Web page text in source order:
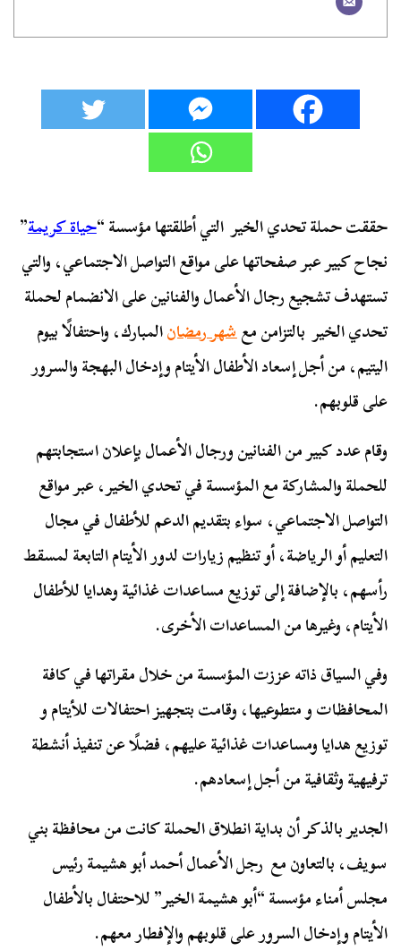
حققت حملة تحدي الخير التي أطلقتها مؤسسة “حياة كريمة”
نجاح كبير عبر صفحاتها على مواقع التواصل الاجتماعي، والتي
تستهدف تشجيع رجال الأعمال والفنانين على الانضمام لحملة
تحدي الخير بالتزامن معشهر رمضانالمبارك، واحتفالًا بيوم
اليتيم، من أجل إسعاد الأطفال الأيتام وإدخال البهجة والسرور
على قلوبهم.
وقام عدد كبير من الفنانين ورجال الأعمال بإعلان استجابتهم
للحملة والمشاركة مع المؤسسة في تحدي الخير، عبر مواقع
التواصل الاجتماعي، سواء بتقديم الدعم للأطفال في مجال
التعليم أو الرياضة، أو تنظيم زيارات لدور الأيتام التابعة لمسقط
رأسهم، بالإضافة إلى توزيع مساعدات غذائية وهدايا للأطفال
الأيتام، وغيرها من المساعدات الأخرى.
وفي السياق ذاته عززت المؤسسة من خلال مقراتها في كافة
المحافظات و متطوعيها، وقامت بتجهيز احتفالات للأيتام و
توزيع هدايا ومساعدات غذائية عليهم، فضلًا عن تنفيذ أنشطة
ترفيهية وثقافية من أجل إسعادهم.
الجدير بالذكر أن بداية انطلاق الحملة كانت من محافظة بني
سويف، بالتعاون مع رجل الأعمال أحمد أبو هشيمة رئيس
مجلس أمناء مؤسسة “أبو هشيمة الخير” للاحتفال بالأطفال
الأيتام وإدخال السرور على قلوبهم والإفطار معهم.